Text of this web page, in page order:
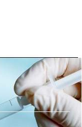
znikają w